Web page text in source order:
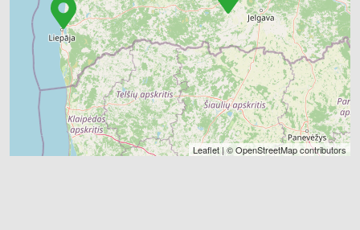
Leaflet | ©OpenStreetMapcontributors